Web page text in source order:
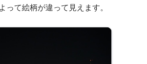
って絵柄が違って見えます。